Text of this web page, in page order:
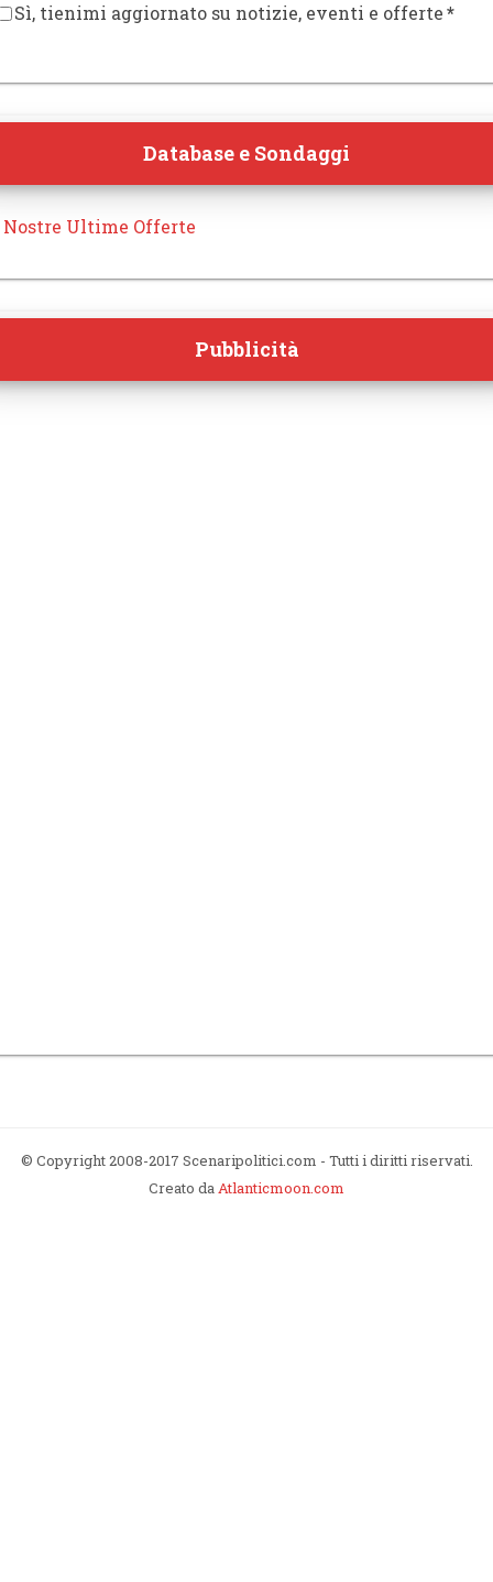
Sì, tienimi aggiornato su notizie, eventi e offerte*
Database e Sondaggi
Nostre Ultime Offerte
Pubblicità
© Copyright 2008-2017 Scenaripolitici.com - Tutti i diritti riservati.
Creato daAtlanticmoon.com